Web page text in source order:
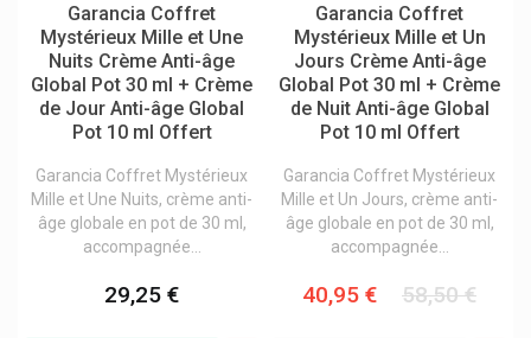
Garancia Coffret
Mystérieux Mille et Une
Nuits Crème Anti-âge
Global Pot 30 ml + Crème
de Jour Anti-âge Global
Pot 10 ml Offert
Garancia Coffret Mystérieux
Mille et Une Nuits, crème anti-
âge globale en pot de 30 ml,
accompagnée...
29,25 €
Garancia Coffret
Mystérieux Mille et Un
Jours Crème Anti-âge
Global Pot 30 ml + Crème
de Nuit Anti-âge Global
Pot 10 ml Offert
Garancia Coffret Mystérieux
Mille et Un Jours, crème anti-
âge globale en pot de 30 ml,
accompagnée...
40,95 € 58,50 €